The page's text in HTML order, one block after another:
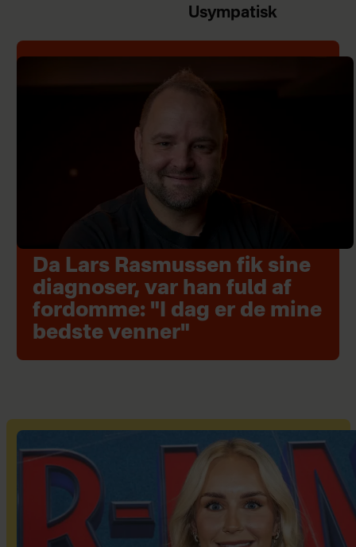
Usympatisk
Da Lars Rasmussen fik sine
diagnoser, var han fuld af
fordomme: "I dag er de mine
bedste venner"